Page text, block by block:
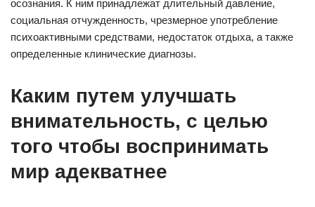
осознания. К ним принадлежат длительный давление,
социальная отчужденность, чрезмерное употребление
психоактивными средствами, недостаток отдыха, а также
определенные клинические диагнозы.
Каким путем улучшать
внимательность, с целью
того чтобы воспринимать
мир адекватнее